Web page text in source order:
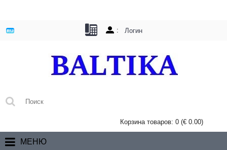
: Логин
Корзина товаров: 0 (€ 0.00)
МЕНЮ